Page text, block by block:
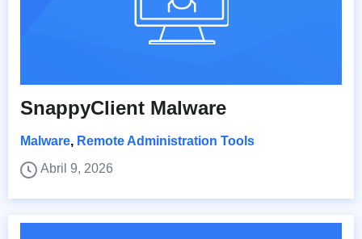
SnappyClient Malware
Malware, Remote Administration Tools
Abril 9, 2026